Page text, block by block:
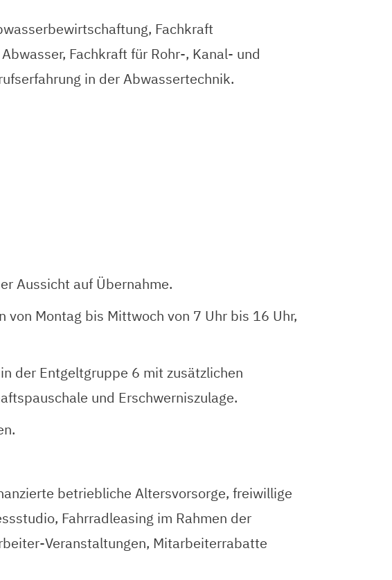
Fachkraft
Fachkraft für Rohr-, Kanal- und
in der Abwassertechnik.
Aussicht auf Übernahme.
Montag bis Mittwoch von 7 Uhr bis 16 Uhr,
der Entgeltgruppe 6 mit zusätzlichen
und Erschwerniszulage.
betriebliche Altersvorsorge, freiwillige
Fahrradleasing im Rahmen der
Veranstaltungen, Mitarbeiterrabatte